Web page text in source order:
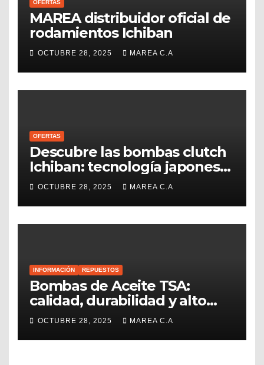
OFERTAS
MAREA distribuidor oficial de
rodamientos Ichiban
OCTUBRE 28, 2025 MAREA C.A
OFERTAS
Descubre las bombas clutch
Ichiban: tecnología japonesa
disponible en Venezuela con
MAREA C.A.
OCTUBRE 28, 2025 MAREA C.A
INFORMACIÓN REPUESTOS
Bombas de Aceite TSA:
calidad, durabilidad y alto
rendimiento
OCTUBRE 28, 2025 MAREA C.A